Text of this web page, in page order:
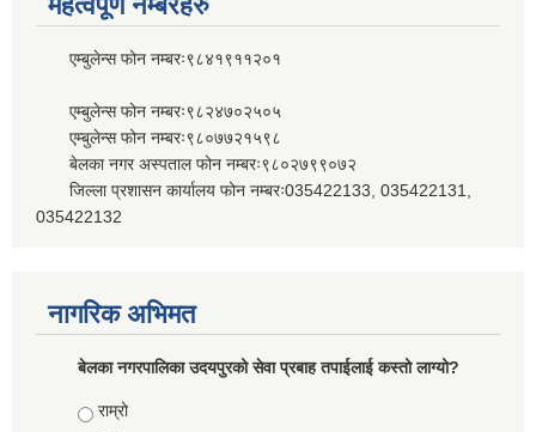
एम्बुलेन्स फोन नम्बरः९८४१९११२०१
एम्बुलेन्स फोन नम्बरः९८२४७०२५०५
एम्बुलेन्स फोन नम्बरः९८०७७२१५९८
बेलका नगर अस्पताल फोन नम्बरः९८०२७९९०७२
जिल्ला प्रशासन कार्यालय फोन नम्बरः035422133, 035422131,
035422132
नागरिक अभिमत
बेलका नगरपालिका उदयपुरको सेवा प्रबाह तपाईलाई कस्तो लाग्यो?
Choices
राम्रो